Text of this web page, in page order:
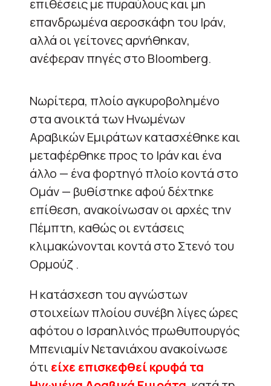
επιθέσεις με πυραύλους και μη
επανδρωμένα αεροσκάφη του Ιράν,
αλλά οι γείτονες αρνήθηκαν,
ανέφεραν πηγές στο Bloomberg.
Νωρίτερα, πλοίο αγκυροβολημένο
στα ανοικτά των Ηνωμένων
Αραβικών Εμιράτων κατασχέθηκε και
μεταφέρθηκε προς το Ιράν και ένα
άλλο — ένα φορτηγό πλοίο κοντά στο
Ομάν — βυθίστηκε αφού δέχτηκε
επίθεση, ανακοίνωσαν οι αρχές την
Πέμπτη, καθώς οι εντάσεις
κλιμακώνονται κοντά στο Στενό του
Ορμούζ .
Η κατάσχεση του αγνώστων
στοιχείων πλοίου συνέβη λίγες ώρες
αφότου ο Ισραηλινός πρωθυπουργός
Μπενιαμίν Νετανιάχου ανακοίνωσε
ότι είχε επισκεφθεί κρυφά τα